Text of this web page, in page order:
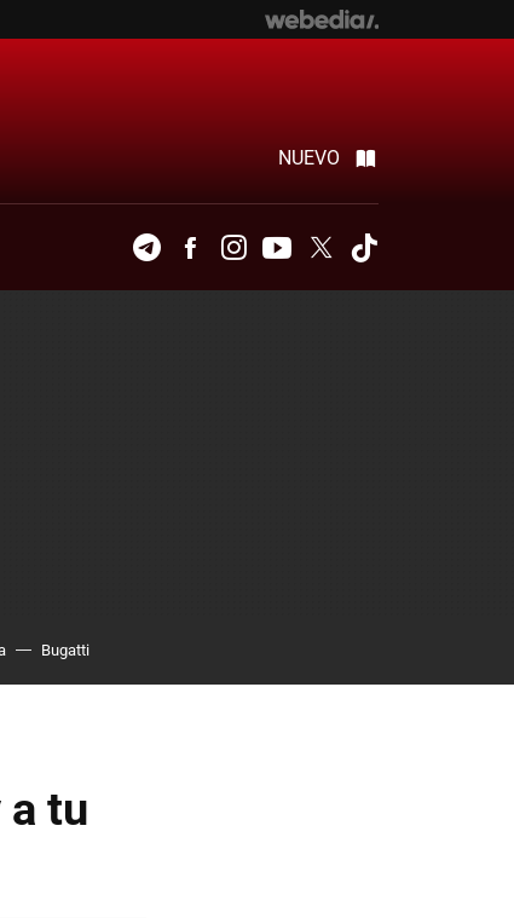
NUEVO
TelegramFacebookInstagramYoutubeTwitter
Bugatti
tu